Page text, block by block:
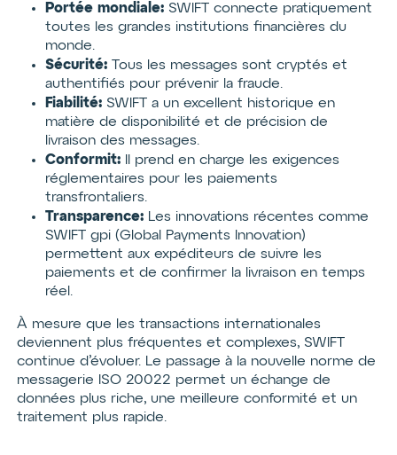
Portée mondiale: SWIFT connecte pratiquement
toutes les grandes institutions financières du
monde.
Sécurité: Tous les messages sont cryptés et
authentifiés pour prévenir la fraude.
Fiabilité: SWIFT a un excellent historique en
matière de disponibilité et de précision de
livraison des messages.
Conformit: Il prend en charge les exigences
réglementaires pour les paiements
transfrontaliers.
Transparence: Les innovations récentes comme
SWIFT gpi (Global Payments Innovation)
permettent aux expéditeurs de suivre les
paiements et de confirmer la livraison en temps
réel.
À mesure que les transactions internationales
deviennent plus fréquentes et complexes, SWIFT
continue d’évoluer. Le passage à la nouvelle norme de
messagerie ISO 20022 permet un échange de
données plus riche, une meilleure conformité et un
traitement plus rapide.